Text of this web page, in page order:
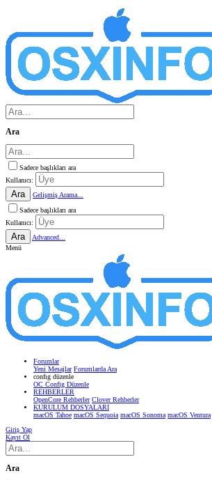
Ara
Sadece başlıkları ara
Kullanıcı:
Ara
Gelişmiş Arama...
Sadece başlıkları ara
Kullanıcı:
Ara
Advanced...
Menü
Forumlar
Yeni Mesajlar Forumlarda Ara
confıg düzenle
OC Config Düzenle
REHBERLER
OpenCore Rehberler Clover Rehberler
KURULUM DOSYALARI
macOS Tahoe macOS Sequoia macOS Sonoma macOS Ventura
Giriş Yap
Kayıt Ol
Ara